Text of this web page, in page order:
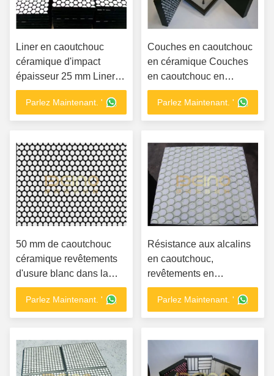
Liner en caoutchouc
céramique d'impact
épaisseur 25 mm Liner
en céramique
d'aluminium
Parlez Maintenant. '
Couches en caoutchouc
en céramique Couches
en caoutchouc en
céramique composite
Parlez Maintenant. '
50 mm de caoutchouc
céramique revêtements
d'usure blanc dans la
construction pratique
Parlez Maintenant. '
Résistance aux alcalins
en caoutchouc,
revêtements en
céramique, feuille en
caoutchouc composite en
céramique
Parlez Maintenant. '